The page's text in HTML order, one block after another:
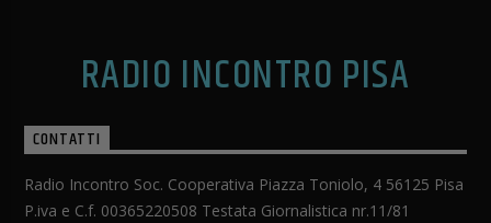
RADIO INCONTRO PISA
CONTATTI
Radio Incontro Soc. Cooperativa Piazza Toniolo, 4 56125 Pisa
P.iva e C.f. 00365220508 Testata Giornalistica nr.11/81